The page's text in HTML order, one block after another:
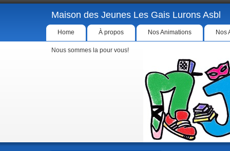
Maison des Jeunes Les Gais Lurons Asbl
Home À propos Nos Animations Nos
Nous sommes la pour vous!